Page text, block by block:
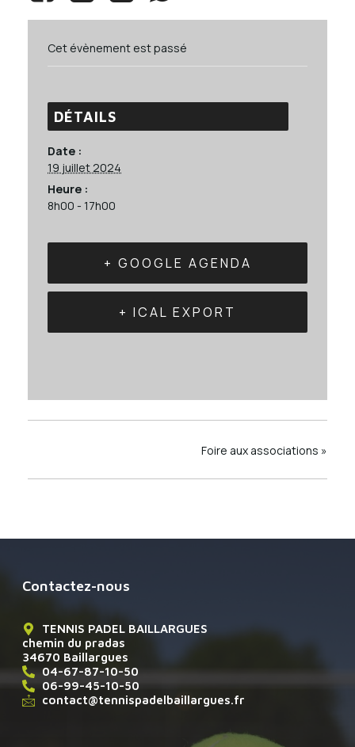
Cet évènement est passé
DÉTAILS
Date :
19 juillet 2024
Heure :
8h00 - 17h00
+ GOOGLE AGENDA
+ ICAL EXPORT
Foire aux associations »
Contactez-nous
TENNIS PADEL BAILLARGUES
chemin du pradas
34670 Baillargues
04-67-87-10-50
06-99-45-10-50
contact@tennispadelbaillargues.fr